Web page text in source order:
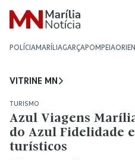
POLÍCIAMARÍLIAGARÇAPOMPEIA
VITRINE MN
TURISMO
Azul Viagens
do Azul Fidelidade
turísticos